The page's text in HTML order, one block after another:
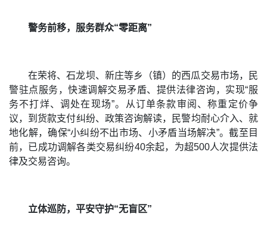
警务前移，服务群众“零距离”
在荣将、石龙坝、新庄等乡（镇）的西瓜交易市场，民
警驻点服务，快速调解交易矛盾、提供法律咨询，实现“服
务不打烊、调处在现场”。从订单条款审阅、称重定价争
议，到货款支付纠纷、政策咨询解读，民警均耐心介入、就
地化解，确保“小纠纷不出市场、小矛盾当场解决”。截至目
前，已成功调解各类交易纠纷40余起，为超500人次提供法
律及交易咨询。
立体巡防，平安守护“无盲区”